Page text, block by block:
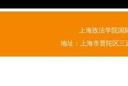
上海政法学院国
地址：上海市普陀区三